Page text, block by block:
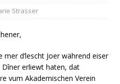
Strasser
d’lescht Joer während eiser
Dîner erliewt haten, dat
vum Akademischen Verein